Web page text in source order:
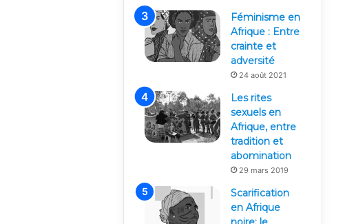
Féminisme en
Afrique : Entre
crainte et
adversité
24 août 2021
Les rites
sexuels en
Afrique, entre
tradition et
abomination
29 mars 2019
Scarification
en Afrique